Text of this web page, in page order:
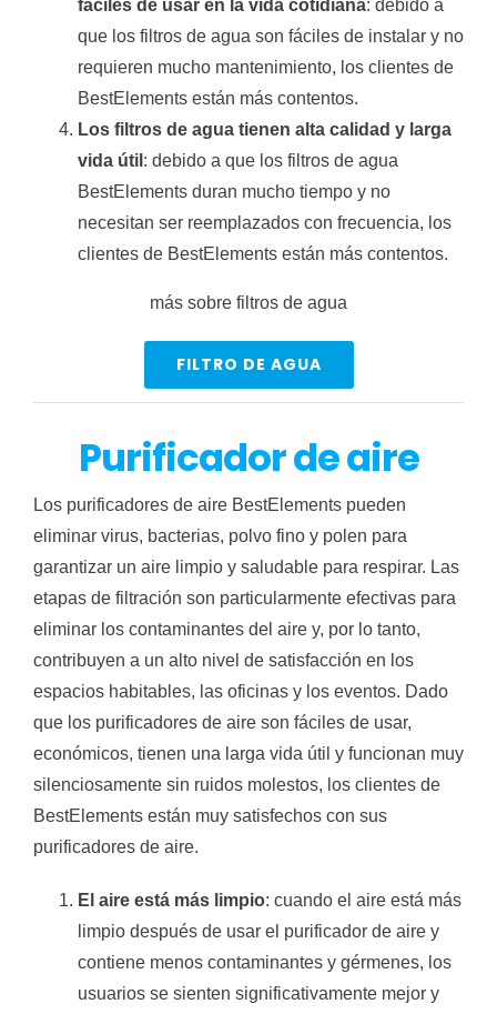
fáciles de usar en la vida cotidiana: debido a
que los filtros de agua son fáciles de instalar y no
requieren mucho mantenimiento, los clientes de
BestElements están más contentos.
Los filtros de agua tienen alta calidad y larga
vida útil : debido a que los filtros de agua
BestElements duran mucho tiempo y no
necesitan ser reemplazados con frecuencia, los
clientes de BestElements están más contentos.
más sobre filtros de agua
FILTRO DE AGUA
Purificador de aire
Los purificadores de aire BestElements pueden
eliminar virus, bacterias, polvo fino y polen para
garantizar un aire limpio y saludable para respirar. Las
etapas de filtración son particularmente efectivas para
eliminar los contaminantes del aire y, por lo tanto,
contribuyen a un alto nivel de satisfacción en los
espacios habitables, las oficinas y los eventos. Dado
que los purificadores de aire son fáciles de usar,
económicos, tienen una larga vida útil y funcionan muy
silenciosamente sin ruidos molestos, los clientes de
BestElements están muy satisfechos con sus
purificadores de aire.
El aire está más limpio: cuando el aire está más
limpio después de usar el purificador de aire y
contiene menos contaminantes y gérmenes, los
usuarios se sienten significativamente mejor y